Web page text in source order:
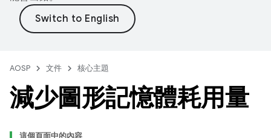
AOSP 文件 核心主題
減少圖形記憶體耗用量
這個頁面中的內容